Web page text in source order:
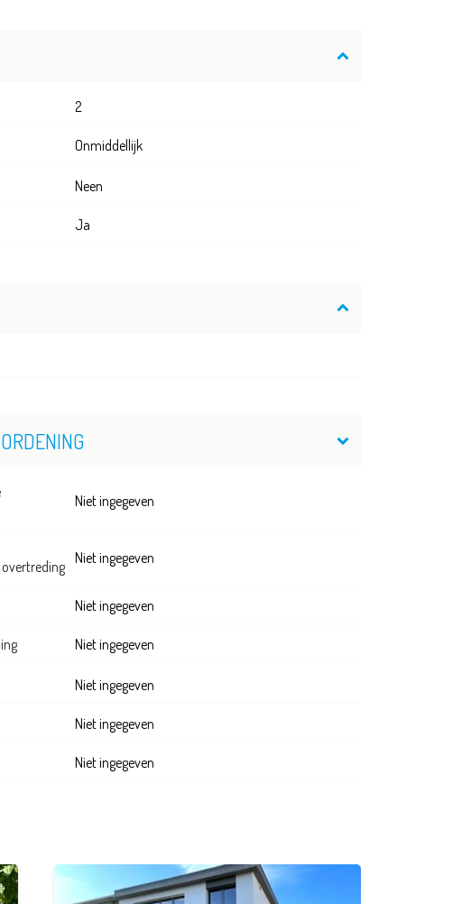
2
Onmiddellijk
Neen
Ja
Niet ingegeven
Niet ingegeven
Niet ingegeven
Niet ingegeven
Niet ingegeven
Niet ingegeven
Niet ingegeven